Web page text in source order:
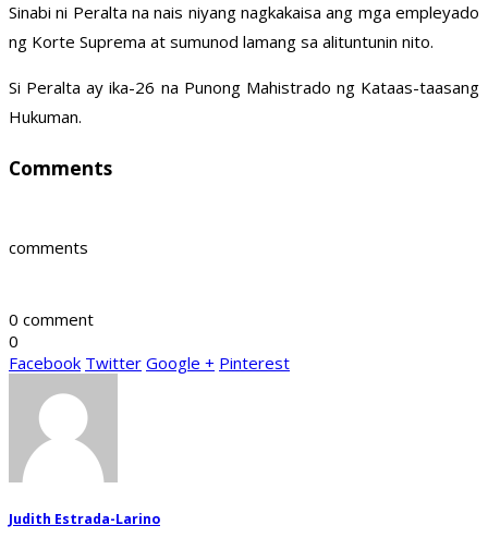
Sinabi ni Peralta na nais niyang nagkakaisa ang mga empleyado
ng Korte Suprema at sumunod lamang sa alituntunin nito.
Si Peralta ay ika-26 na Punong Mahistrado ng Kataas-taasang
Hukuman.
Comments
comments
0 comment
0
Facebook Twitter Google + Pinterest
Judith Estrada-Larino